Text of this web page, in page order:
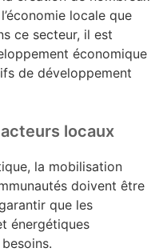
locale que
ce secteur, il est
économique
de développement
locaux
la mobilisation
doivent être
que les
énergétiques